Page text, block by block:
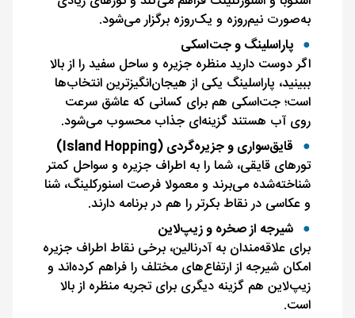
به‌صورت نیم‌روزه و یک‌روزه برگزار می‌شود.
پاراسلینگ و جت‌اسکی
اگر دوست دارید منظره جزیره و ساحل سفید را از بالا
ببینید، پاراسلینگ یکی از هیجان‌انگیزترین انتخاب‌ها
است؛ جت‌اسکی هم برای کسانی که عاشق سرعت
روی آب هستند گزینه‌ای جذاب محسوب می‌شود.
قایق‌سواری و جزیره‌گردی (Island Hopping)
تورهای قایقی، شما را به اطراف جزیره و سواحل کمتر
شناخته‌شده می‌برند و معمولا فرصت اسنورکلینگ، شنا
و عکاسی در نقاط بکرتر را هم در برنامه دارند.
شیرجه از صخره و زیپ‌لاین
برای علاقه‌مندان به آدرنالین، برخی نقاط اطراف جزیره
امکان شیرجه از ارتفاع‌های مختلف را فراهم کرده‌اند و
زیپ‌لاین هم گزینه دیگری برای تجربه منظره از بالا
است.